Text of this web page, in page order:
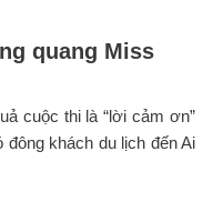
quang Miss
cuộc thi là “lời cảm ơn”
khách du lịch đến Ai